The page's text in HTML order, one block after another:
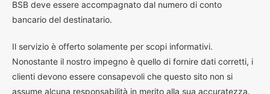
BSB deve essere accompagnato dal numero di conto
bancario del destinatario.
Il servizio è offerto solamente per scopi informativi.
Nonostante il nostro impegno è quello di fornire dati corretti, i
clienti devono essere consapevoli che questo sito non si
assume alcuna responsabilità in merito alla sua accuratezza.